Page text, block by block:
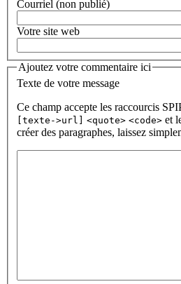
Courriel (non publié)
Votre site web
Ajoutez votre commentaire ici
Texte de votre message
Ce champ accepte les raccourcis
[texte->url]
<quote> <code> et
créer des paragraphes, laissez